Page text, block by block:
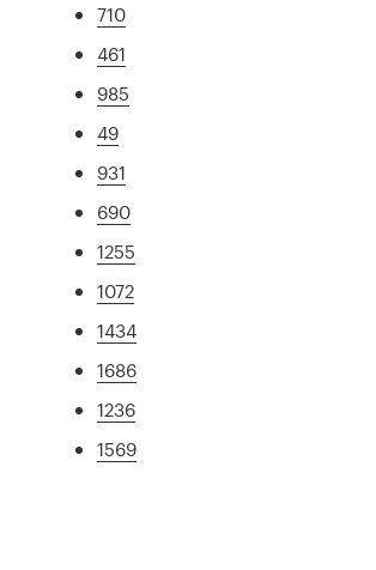
710
461
985
49
931
690
1255
1072
1434
1686
1236
1569